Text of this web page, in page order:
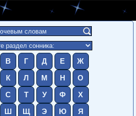
В Г Д Е Ж
К Л М Н О
С Т У Ф Х
Ш Щ Э Ю Я